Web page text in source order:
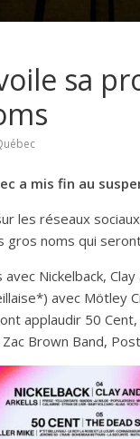
sa
a mis fin au
les réseaux
gros noms qui
Nickelback,
avec Mötley
applaudir 50 Cent,
Brown Band,